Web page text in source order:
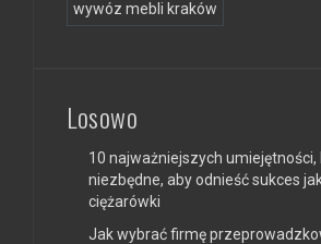
wywóz mebli kraków
Losowo
10 najważniejszych umiejętności,
niezbędne, aby odnieść sukces
ciężarówki
Jak wybrać firmę